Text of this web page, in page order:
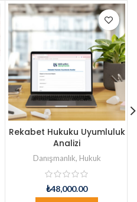
Rekabet Hukuku Uyumluluk
Analizi
Danışmanlık, Hukuk
₺48,000.00